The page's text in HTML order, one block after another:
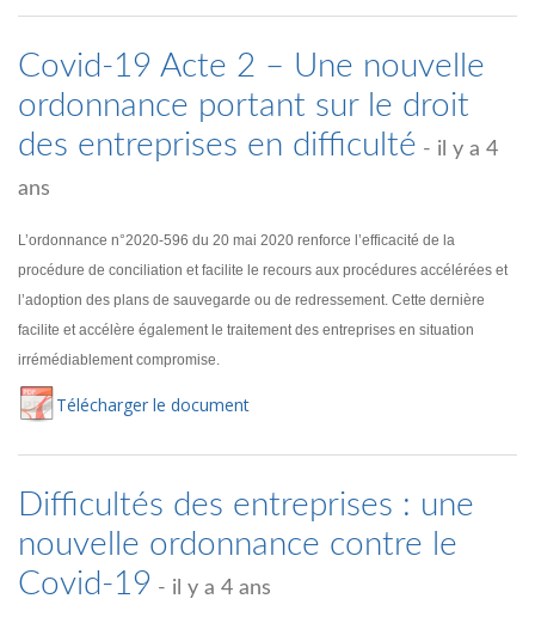
Covid-19 Acte 2 – Une nouvelle
ordonnance portant sur le droit
des entreprises en difficulté - il y a 4
ans
L’ordonnance n°2020-596 du 20 mai 2020 renforce l’efficacité de la
procédure de conciliation et facilite le recours aux procédures accélérées et
l’adoption des plans de sauvegarde ou de redressement. Cette dernière
facilite et accélère également le traitement des entreprises en situation
irrémédiablement compromise.
Télécharger le document
Difficultés des entreprises : une
nouvelle ordonnance contre le
Covid-19 - il y a 4 ans